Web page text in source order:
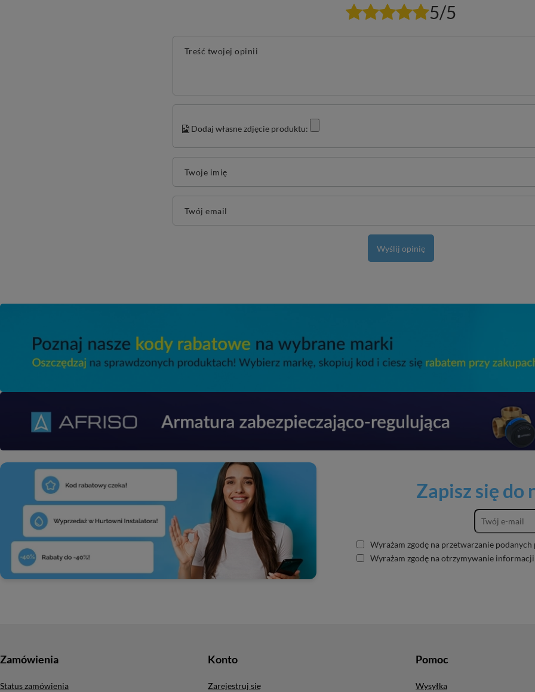
5/5
Treść twojej opinii
Dodaj własne zdjęcie produktu:
Twoje imię
Twój email
Wyślij opinię
Zapisz się do
Wyrażam zgodę na przetwarzanie
Wyrażam zgodę na otrzymywanie
Zamówienia
Status zamówienia
Konto
Zarejestruj się
Pomoc
Wysyłka